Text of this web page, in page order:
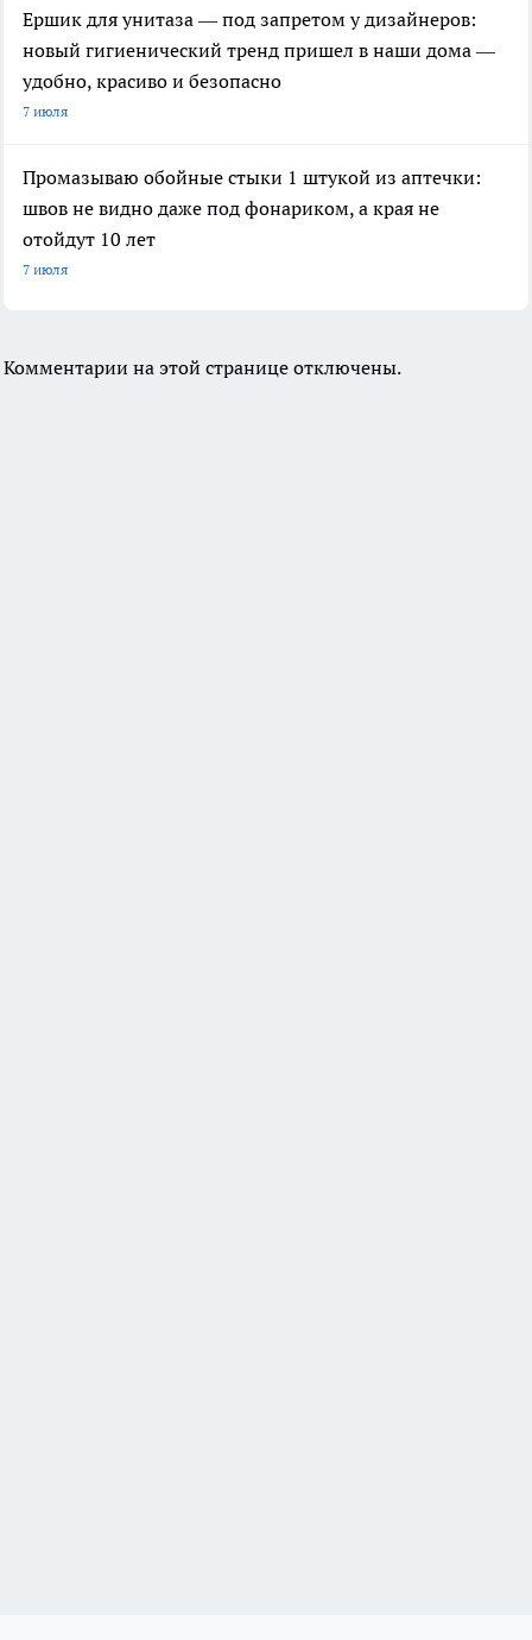
Ершик для унитаза — под запретом у дизайнеров:
новый гигиенический тренд пришел в наши дома —
удобно, красиво и безопасно
7 июля
Промазываю обойные стыки 1 штукой из аптечки:
швов не видно даже под фонариком, а края не
отойдут 10 лет
7 июля
Комментарии на этой странице отключены.